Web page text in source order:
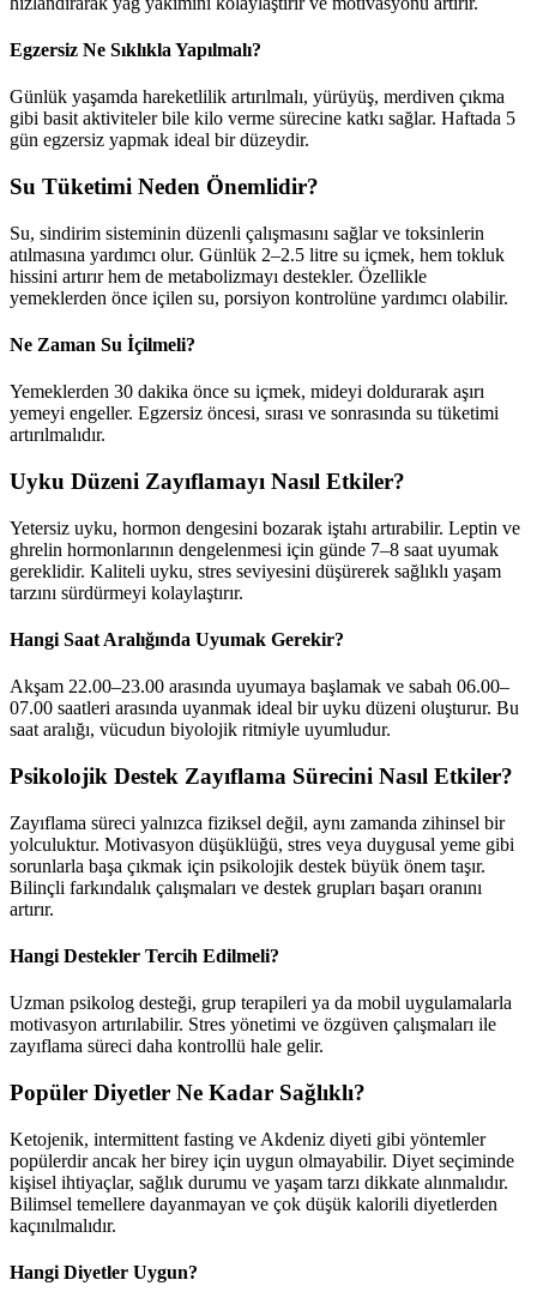
Egzersiz Ne Sıklıkla Yapılmalı?
Günlük yaşamda hareketlilik artırılmalı, yürüyüş, merdiven çıkma
gibi basit aktiviteler bile kilo verme sürecine katkı sağlar. Haftada 5
gün egzersiz yapmak ideal bir düzeydir.
Su Tüketimi Neden Önemlidir?
Su, sindirim sisteminin düzenli çalışmasını sağlar ve toksinlerin
atılmasına yardımcı olur. Günlük 2–2.5 litre su içmek, hem tokluk
hissini artırır hem de metabolizmayı destekler. Özellikle
yemeklerden önce içilen su, porsiyon kontrolüne yardımcı olabilir.
Ne Zaman Su İçilmeli?
Yemeklerden 30 dakika önce su içmek, mideyi doldurarak aşırı
yemeyi engeller. Egzersiz öncesi, sırası ve sonrasında su tüketimi
artırılmalıdır.
Uyku Düzeni Zayıflamayı Nasıl Etkiler?
Yetersiz uyku, hormon dengesini bozarak iştahı artırabilir. Leptin ve
ghrelin hormonlarının dengelenmesi için günde 7–8 saat uyumak
gereklidir. Kaliteli uyku, stres seviyesini düşürerek sağlıklı yaşam
tarzını sürdürmeyi kolaylaştırır.
Hangi Saat Aralığında Uyumak Gerekir?
Akşam 22.00–23.00 arasında uyumaya başlamak ve sabah 06.00–
07.00 saatleri arasında uyanmak ideal bir uyku düzeni oluşturur. Bu
saat aralığı, vücudun biyolojik ritmiyle uyumludur.
Psikolojik Destek Zayıflama Sürecini Nasıl Etkiler?
Zayıflama süreci yalnızca fiziksel değil, aynı zamanda zihinsel bir
yolculuktur. Motivasyon düşüklüğü, stres veya duygusal yeme gibi
sorunlarla başa çıkmak için psikolojik destek büyük önem taşır.
Bilinçli farkındalık çalışmaları ve destek grupları başarı oranını
artırır.
Hangi Destekler Tercih Edilmeli?
Uzman psikolog desteği, grup terapileri ya da mobil uygulamalarla
motivasyon artırılabilir. Stres yönetimi ve özgüven çalışmaları ile
zayıflama süreci daha kontrollü hale gelir.
Popüler Diyetler Ne Kadar Sağlıklı?
Ketojenik, intermittent fasting ve Akdeniz diyeti gibi yöntemler
popülerdir ancak her birey için uygun olmayabilir. Diyet seçiminde
kişisel ihtiyaçlar, sağlık durumu ve yaşam tarzı dikkate alınmalıdır.
Bilimsel temellere dayanmayan ve çok düşük kalorili diyetlerden
kaçınılmalıdır.
Hangi Diyetler Uygun?